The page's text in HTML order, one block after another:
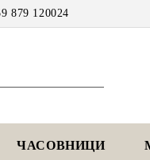
879 120024
ЧАСОВНИЦИ